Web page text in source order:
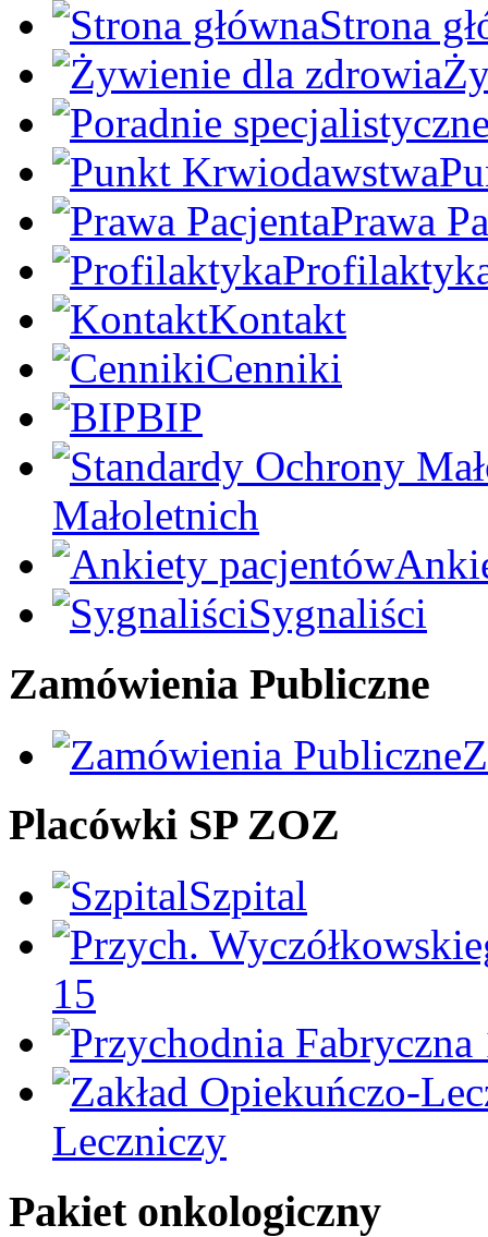
Strona
Prawa
Kontakt
Cenniki
BIP
Małoletnich
Sygnaliści
Zamówienia Publiczne
Placówki SP ZOZ
Szpital
15
Leczniczy
Pakiet onkologiczny